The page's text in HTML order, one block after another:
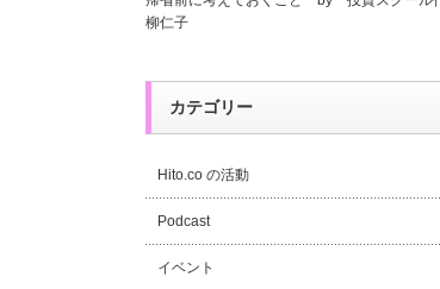
柳仁子
カテゴリー
Hito.co の活動
Podcast
イベント